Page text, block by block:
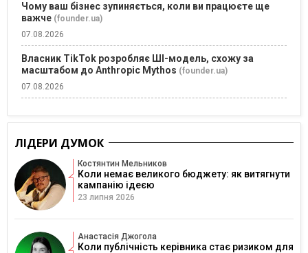
Чому ваш бізнес зупиняється, коли ви працюєте ще
важче (founder.ua)
07.08.2026
Власник TikTok розробляє ШІ-модель, схожу за
масштабом до Anthropic Mythos (founder.ua)
07.08.2026
ЛІДЕРИ ДУМОК
Костянтин Мельников
Коли немає великого бюджету: як витягнути
кампанію ідеєю
23 липня 2026
Анастасія Джогола
Коли публічність керівника стає ризиком для